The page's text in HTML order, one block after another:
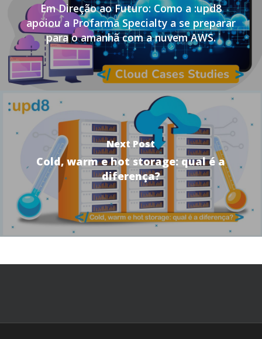
Em Direção ao Futuro: Como a :upd8
apoiou a Profarma Specialty a se preparar
para o amanhã com a nuvem AWS.
Next Post
Cold, warm e hot storage: qual é a
diferença?